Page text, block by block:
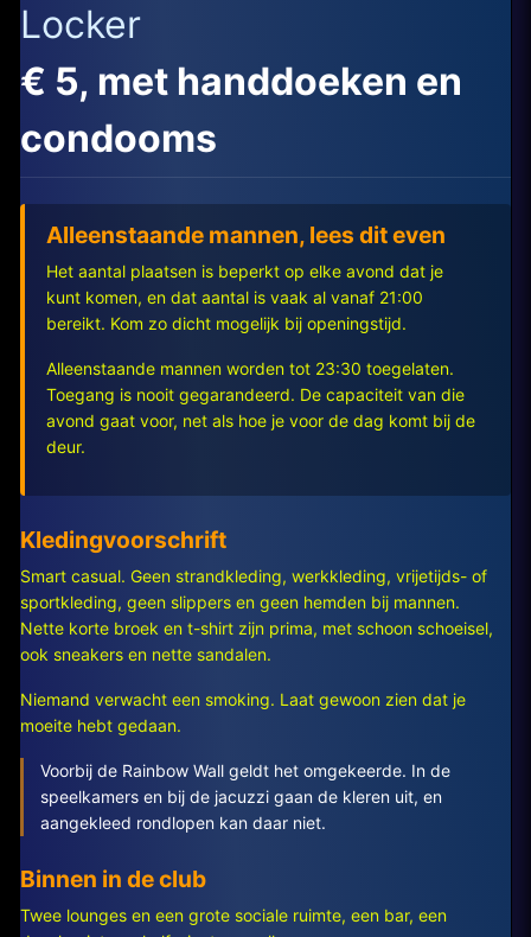
Locker
€ 5, met handdoeken en
condooms
Alleenstaande mannen, lees dit even
Het aantal plaatsen is beperkt op elke avond dat je
kunt komen, en dat aantal is vaak al vanaf 21:00
bereikt. Kom zo dicht mogelijk bij openingstijd.
Alleenstaande mannen worden tot 23:30 toegelaten.
Toegang is nooit gegarandeerd. De capaciteit van die
avond gaat voor, net als hoe je voor de dag komt bij de
deur.
Kledingvoorschrift
Smart casual. Geen strandkleding, werkkleding, vrijetijds- of
sportkleding, geen slippers en geen hemden bij mannen.
Nette korte broek en t-shirt zijn prima, met schoon schoeisel,
ook sneakers en nette sandalen.
Niemand verwacht een smoking. Laat gewoon zien dat je
moeite hebt gedaan.
Voorbij de Rainbow Wall geldt het omgekeerde. In de
speelkamers en bij de jacuzzi gaan de kleren uit, en
aangekleed rondlopen kan daar niet.
Binnen in de club
Twee lounges en een grote sociale ruimte, een bar, een